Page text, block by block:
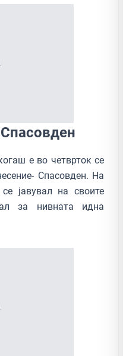
е во четврток се
Спасовден. На
јавувал на своите
за нивната идна